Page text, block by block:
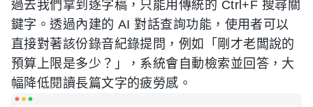
過去我們拿到逐字稿，只能用傳統的 Ctrl+F 搜尋關
鍵字。透過內建的 AI 對話查詢功能，使用者可以
直接對著該份錄音紀錄提問，例如「剛才老闆說的
預算上限是多少？」，系統會自動檢索並回答，大
幅降低閱讀長篇文字的疲勞感。